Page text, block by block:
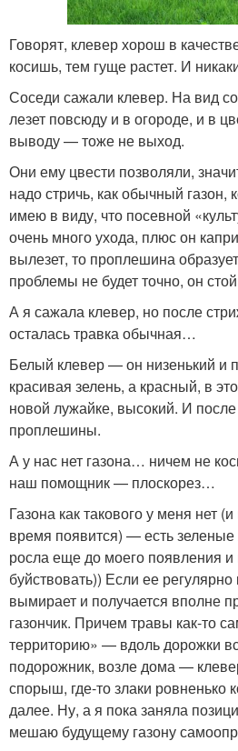
Говорят, клевер хорош в
косишь, тем гуще растет. И
Соседи сажали клевер. На вид
лезет повсюду и в огороде, и в
выводу — тоже не выход.
Они ему цвести позволяли,
надо стричь, как обычный газон,
имею в виду, что посевной
очень много ухода, плюс он
вылезет, то проплешина
проблемы не будет точно, он
А я сажала клевер, но после
осталась травка обычная…
Белый клевер — он низенький и
красивая зелень, а красный, в
новой лужайке, высокий. И
проплешины.
А у нас нет газона… ничем не
наш помощник — плоскорез…
Газона как такового у меня нет
время появится) — есть зеленые
росла еще до моего появления
буйствовать)) Если ее
вымирает и получается вполне
газончик. Причем травы как-то
территорию» — вдоль дорожки
подорожник, возле дома —
спорыш, где-то злаки ровненько
далее. Ну, а я пока заняла
мешаю будущему газону